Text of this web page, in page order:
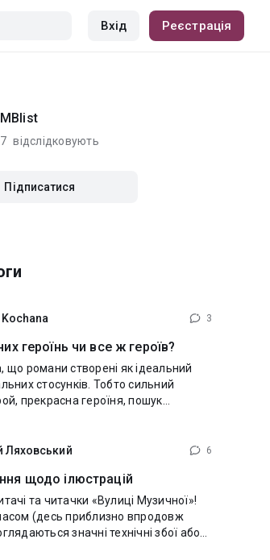
Вхід Реєстрація
MBlist
7 відслідковують
Підписатися
3
героїнь чи все ж героїв?
що романи створені як ідеальний
стосунків. Тобто сильний
прекрасна героїня, пошук
Ляховський 6
щодо ілюстрацій
та читачки «Вулиці Музичної»!
(десь приблизно впродовж
значні технічні збої або